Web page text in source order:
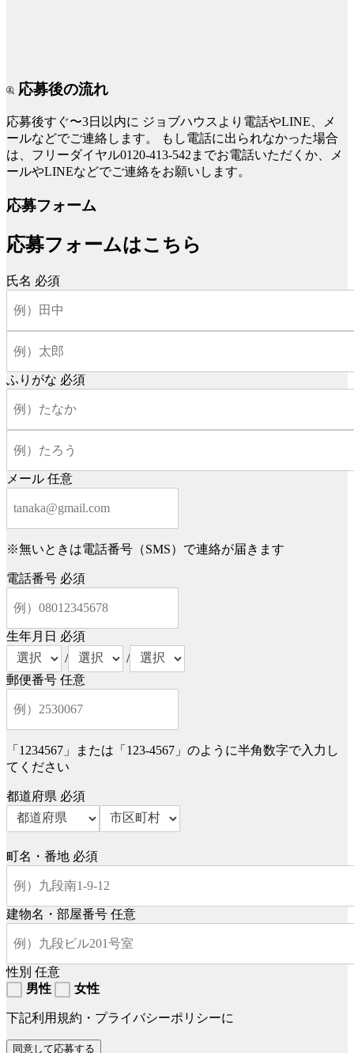
応募後の流れ
応募後すぐ〜3日以内に ジョブハウスより電話やLINE、メ
ールなどでご連絡します。
もし電話に出られなかった場合
は、フリーダイヤル0120-413-542までお電話いただくか、メ
ールやLINEなどでご連絡をお願いします。
応募フォーム
応募フォームはこちら
氏名 必須
ふりがな 必須
メール 任意
※無いときは電話番号（SMS）で連絡が届きます
電話番号 必須
生年月日 必須
/
/
郵便番号 任意
「1234567」または「123-4567」のように半角数字で入力し
てください
都道府県 必須
町名・番地 必須
建物名・部屋番号 任意
性別 任意
男性
女性
下記利用規約・プライバシーポリシーに